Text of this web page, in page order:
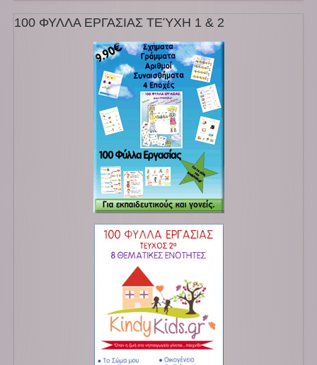
100 ΦΥΛΛΑ ΕΡΓΑΣΙΑΣ ΤΕΎΧΗ 1 & 2